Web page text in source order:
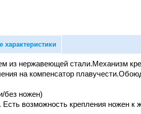
характеристики
из нержавеющей стали.Механизм
на компенсатор
без ножен)
возможность крепления ножен к